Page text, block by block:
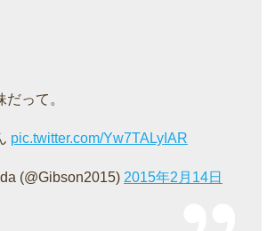
だって。
pic.twitter.com/Yw7TALyIAR
(@Gibson2015) 2015年2月14日